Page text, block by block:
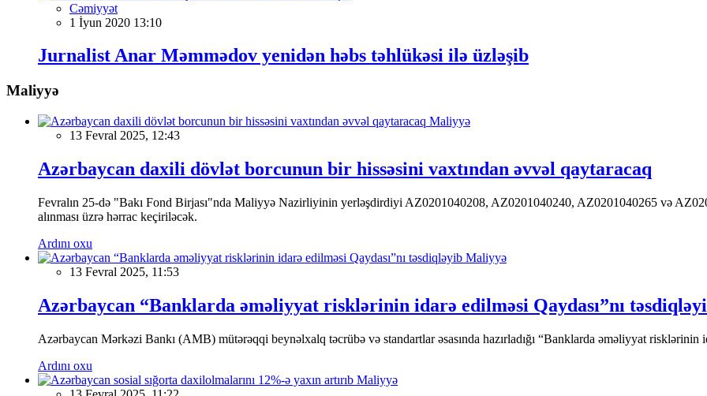
Cəmiyyət
1 İyun 2020 13:10
Jurnalist Anar Məmmədov yenidən həbs təhlükəsi ilə üzləşib
Maliyyə
Maliyyə
13 Fevral 2025, 12:43
Azərbaycan daxili dövlət borcunun bir hissəsini vaxtından əvvəl qaytaracaq
Fevralın 25-də "Bakı Fond Birjası"nda Maliyyə Nazirliyinin yerləşdirdiyi AZ0201040208, AZ0201040240, AZ0201040265 və
alınması üzrə hərrac keçiriləcək.
Ardını oxu
Maliyyə
13 Fevral 2025, 11:53
Azərbaycan “Banklarda əməliyyat risklərinin idarə edilməsi Qaydası”nı
Azərbaycan Mərkəzi Bankı (AMB) mütərəqqi beynəlxalq təcrübə və standartlar əsasında hazırladığı “Banklarda əməliyyat risklərinin
Ardını oxu
Maliyyə